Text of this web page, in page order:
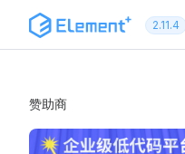
跳转到内容 2.11.4
赞助商